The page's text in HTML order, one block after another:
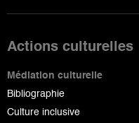
Actions culturelles
Médiation culturelle
Bibliographie
Culture inclusive